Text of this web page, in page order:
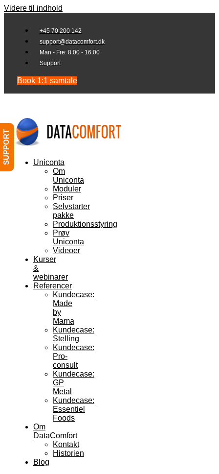
Videre til indhold
+45 70 200 142
support@datacomfort.dk
Man - Fre: 8:00 - 16:00
Support
Book 1:1 samtale
Uniconta
Om
Uniconta
Moduler
Priser
Selvstarter
pakke
Produktionsstyring
Prøv
Uniconta
Videoer
Kurser
&
webinarer
Referencer
Kundecase:
Made
by
Mama
Kundecase:
Stelling
Kundecase:
Pro-
consult
Kundecase:
GP
Metal
Kundecase:
Essentiel
Foods
Om
DataComfort
Kontakt
Historien
Blog
SUPPORT